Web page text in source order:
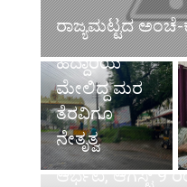
ರಾಜ್ಯಮಟ್ಟದ ಅಂಚೆ-
ಮುಚ್ಚಿದ
ವೈದ್ಯರು,
ಹೆದ್ದಾರಿಯ
ಮೇಲಿದ್ದ ಮರ
ತೆರವಿಗೂ
ನೇತೃತ್ವ
ಕರಾವಳಿಯಲ್ಲಿ
ಆರ್ಭಟ, ಆಗಸ್ಟ್ 9